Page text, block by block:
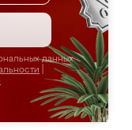
данных